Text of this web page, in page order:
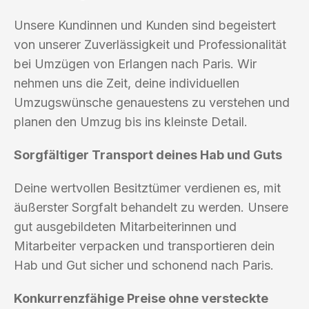
Unsere Kundinnen und Kunden sind begeistert
von unserer Zuverlässigkeit und Professionalität
bei Umzügen von Erlangen nach Paris. Wir
nehmen uns die Zeit, deine individuellen
Umzugswünsche genauestens zu verstehen und
planen den Umzug bis ins kleinste Detail.
Sorgfältiger Transport deines Hab und Guts
Deine wertvollen Besitztümer verdienen es, mit
äußerster Sorgfalt behandelt zu werden. Unsere
gut ausgebildeten Mitarbeiterinnen und
Mitarbeiter verpacken und transportieren dein
Hab und Gut sicher und schonend nach Paris.
Konkurrenzfähige Preise ohne versteckte